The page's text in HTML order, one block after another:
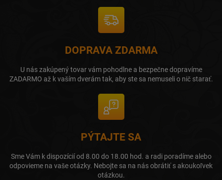
DOPRAVA ZDARMA
U nás zakúpený tovar vám pohodlne a bezpečne dopravíme
ZADARMO až k vaším dverám tak, aby ste sa nemuseli o nič starať.
PÝTAJTE SA
Sme Vám k dispozícií od 8.00 do 18.00 hod. a radi poradíme alebo
odpovieme na vaše otázky. Nebojte sa na nás obrátiť s akoukoľvek
otázkou.